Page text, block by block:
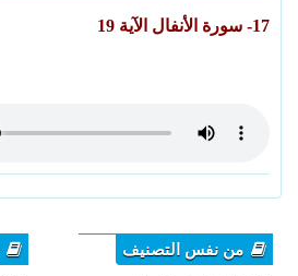
17- سورة الأنفال الآية 19
من نفس التصنيف